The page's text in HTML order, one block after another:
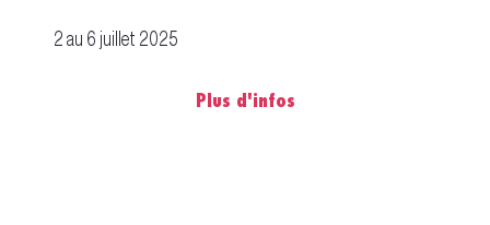
2 au 6 juillet 2025
Plus d'infos